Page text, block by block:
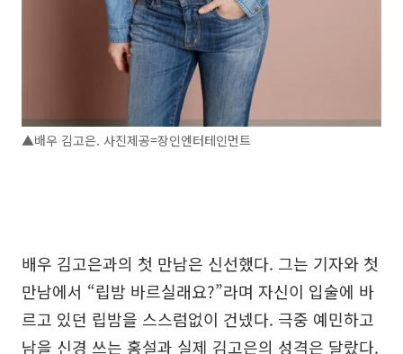
▲배우 김고은. 사진제공=장인엔터테인먼트
배우 김고은과의 첫 만남은 신선했다. 그는 기자와 첫
만남에서 “립밤 바르실래요?”라며 자신이 입술에 바
르고 있던 립밤을 스스럼없이 건넸다. 극중 예민하고
남을 신경 쓰는 홍설과 실제 김고은의 성격은 달랐다.